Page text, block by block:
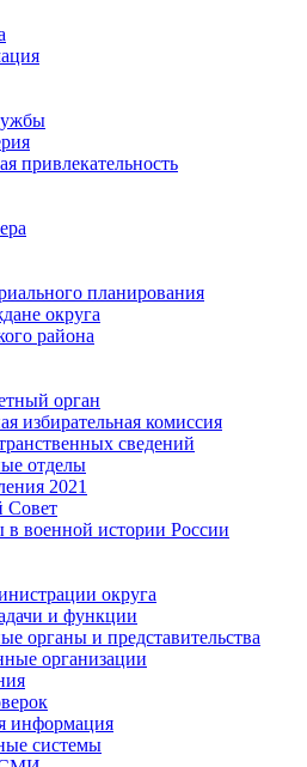
привлекательность
планирования
округа
района
орган
избирательная комиссия
сведений
отделы
2021
Совет
военной истории России
округа
и функции
органы и представительства
организации
информация
системы